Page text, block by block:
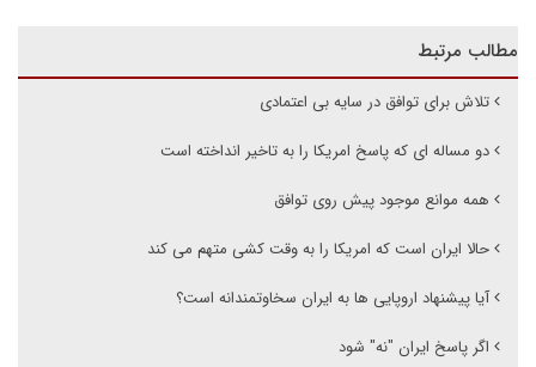
مطالب مرتبط
تلاش برای توافق در سایه بی اعتمادی
دو مساله ای که پاسخ امریکا را به تاخیر انداخته است
همه موانع موجود پیش روی توافق
حالا ایران است که امریکا را به وقت کشی متهم می کند
آیا پیشنهاد اروپایی ها به ایران سخاوتمندانه است؟
اگر پاسخ ایران "نه" شود